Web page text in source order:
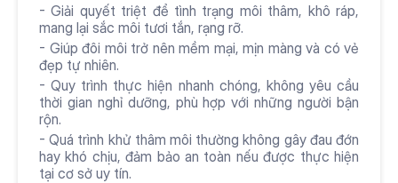
- Giải quyết triệt để tình trạng môi thâm, khô ráp,
mang lại sắc môi tươi tắn, rạng rỡ.
- Giúp đôi môi trở nên mềm mại, mịn màng và có vẻ
đẹp tự nhiên.
- Quy trình thực hiện nhanh chóng, không yêu cầu
thời gian nghỉ dưỡng, phù hợp với những người bận
rộn.
- Quá trình khử thâm môi thường không gây đau đớn
hay khó chịu, đảm bảo an toàn nếu được thực hiện
tại cơ sở uy tín.